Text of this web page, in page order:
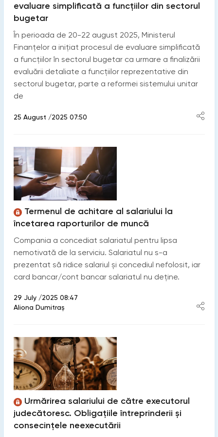
evaluare simplificată a funcțiilor din sectorul
bugetar
În perioada de 20-22 august 2025, Ministerul
Finanțelor a inițiat procesul de evaluare simplificată
a funcțiilor în sectorul bugetar ca urmare a finalizării
evaluării detaliate a funcțiilor reprezentative din
sectorul bugetar, parte a reformei sistemului unitar
de
25 August /2025 07:50
Termenul de achitare al salariului la
încetarea raporturilor de muncă
Compania a concediat salariatul pentru lipsa
nemotivată de la serviciu. Salariatul nu s-a
prezentat să ridice salariul și concediul nefolosit, iar
card bancar/cont bancar salariatul nu deține.
29 July /2025 08:47
Aliona Dumitraș
Urmărirea salariului de către executorul
judecătoresc. Obligațiile întreprinderii și
consecințele neexecutării